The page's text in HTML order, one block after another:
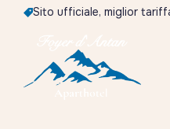
Sito ufficiale, miglior